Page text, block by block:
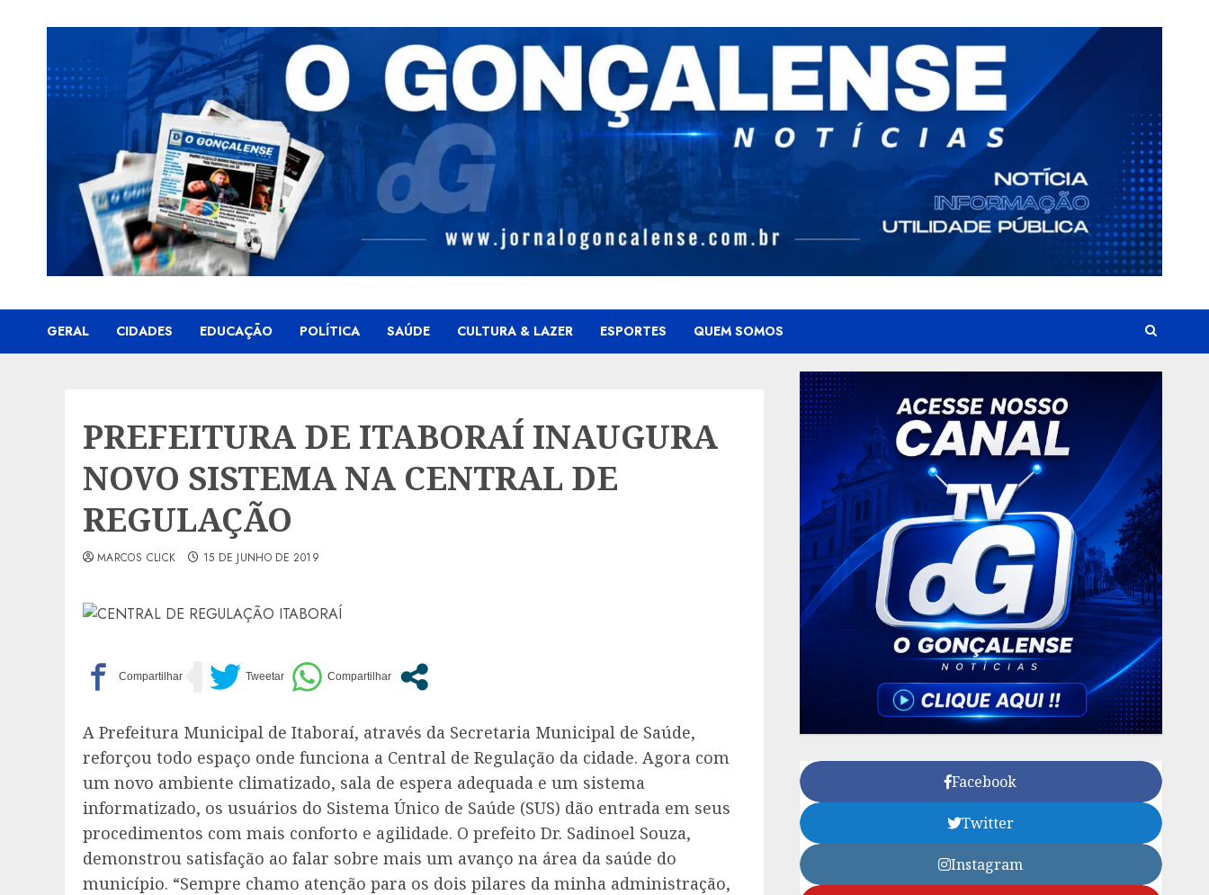
GERAL CIDADES EDUCAÇÃO POLÍTICA SAÚDE CULTURA & LAZER ESPORTES QUEM SOMOS
PREFEITURA DE ITABORAÍ INAUGURA
NOVO SISTEMA NA CENTRAL DE
REGULAÇÃO
MARCOS CLICK 15 DE JUNHO DE 2019
A Prefeitura Municipal de Itaboraí, através da Secretaria Municipal de Saúde,
reforçou todo espaço onde funciona a Central de Regulação da cidade. Agora com
um novo ambiente climatizado, sala de espera adequada e um sistema
informatizado, os usuários do Sistema Único de Saúde (SUS) dão entrada em seus
procedimentos com mais conforto e agilidade. O prefeito Dr. Sadinoel Souza,
demonstrou satisfação ao falar sobre mais um avanço na área da saúde do
município. “Sempre chamo atenção para os dois pilares da minha administração,
Facebook
Twitter
Instagram